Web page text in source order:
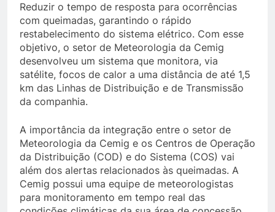
Reduzir o tempo de resposta para ocorrências
com queimadas, garantindo o rápido
restabelecimento do sistema elétrico. Com esse
objetivo, o setor de Meteorologia da Cemig
desenvolveu um sistema que monitora, via
satélite, focos de calor a uma distância de até 1,5
km das Linhas de Distribuição e de Transmissão
da companhia.
A importância da integração entre o setor de
Meteorologia da Cemig e os Centros de Operação
da Distribuição (COD) e do Sistema (COS) vai
além dos alertas relacionados às queimadas. A
Cemig possui uma equipe de meteorologistas
para monitoramento em tempo real das